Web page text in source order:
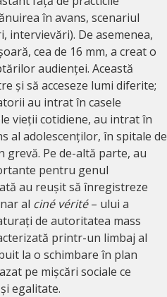
în avans, scenariul
intervievări). De asemenea,
cea de 16 mm, a creat o
audienței. Această
și să acceseze lumi diferite;
au intrat în casele
vieții cotidiene, au intrat în
al adolescenților, în spitale de
Pe de-altă parte, au
pentru genul
au reușit să înregistreze
al ciné vérité– ului a
de autoritatea mass
printr-un limbaj al
la o schimbare în plan
pe mișcări sociale ce
egalitate.